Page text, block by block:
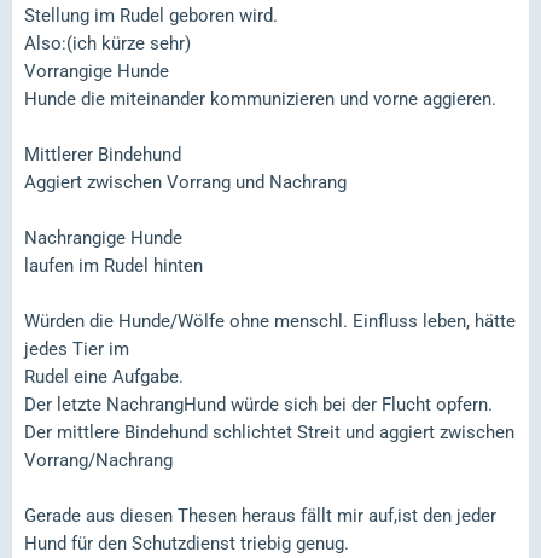
Stellung im Rudel geboren wird.
Also:(ich kürze sehr)
Vorrangige Hunde
Hunde die miteinander kommunizieren und vorne aggieren.
Mittlerer Bindehund
Aggiert zwischen Vorrang und Nachrang
Nachrangige Hunde
laufen im Rudel hinten
Würden die Hunde/Wölfe ohne menschl. Einfluss leben, hätte
jedes Tier im
Rudel eine Aufgabe.
Der letzte NachrangHund würde sich bei der Flucht opfern.
Der mittlere Bindehund schlichtet Streit und aggiert zwischen
Vorrang/Nachrang
Gerade aus diesen Thesen heraus fällt mir auf,ist den jeder
Hund für den Schutzdienst triebig genug.